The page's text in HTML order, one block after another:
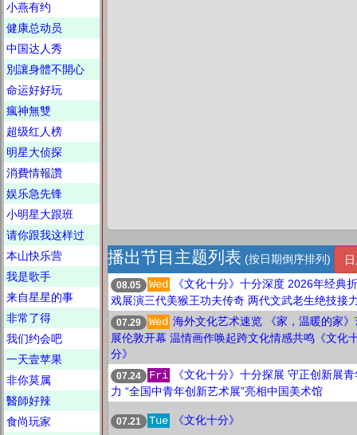
小燕有约
健康总动员
中国达人秀
別讓身體不開心
命运好好玩
瘋神無雙
超级红人榜
明星大侦探
消費情報讚
娱乐急先锋
小明星大跟班
请你跟我这样过
本山快乐营
我是歌手
来自星星的事
非常了得
我们约会吧
一天壹苹果
非你莫属
醫師好辣
食尚玩家
播出节目主题列表 (按日期倒序排列)
08.05 Wed
《文化十分》十分深度 2026年经典
戏展演三代美猴王功夫传奇 两代文武老生绝技接
07.29 Wed 海外文化艺术速览 《家，温暖的家》
展伦敦开幕 温情画作唤起跨文化情感共鸣《文化
分》
07.24 Fri
《文化十分》十分探展 守正创新展
力 “全国中青年创新艺术展”亮相中国美术馆
07.21 Tue 《文化十分》